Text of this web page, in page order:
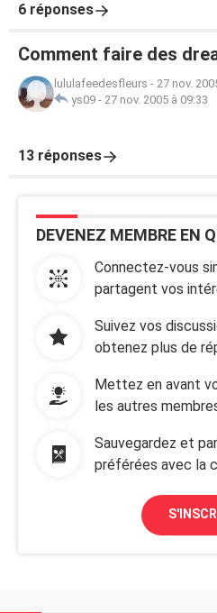
6 réponses
Comment faire des
lululafeedesfleurs - 27 nov.
ys09 - 27 nov. 2005 à 09:33
13 réponses
DEVENEZ MEMBRE EN
Connectez-vous
partagent vos
Suivez vos
obtenez plus de
Mettez en avant
les autres
Sauvegardez et
préférées avec la